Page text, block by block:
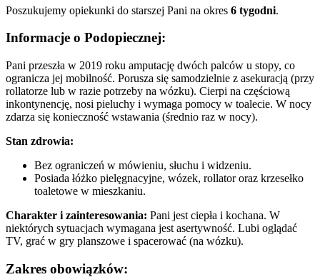
Poszukujemy opiekunki do starszej Pani na okres 6 tygodni.
Informacje o Podopiecznej:
Pani przeszła w 2019 roku amputację dwóch palców u stopy, co
ogranicza jej mobilność. Porusza się samodzielnie z asekuracją (przy
rollatorze lub w razie potrzeby na wózku). Cierpi na częściową
inkontynencję, nosi pieluchy i wymaga pomocy w toalecie. W nocy
zdarza się konieczność wstawania (średnio raz w nocy).
Stan zdrowia:
Bez ograniczeń w mówieniu, słuchu i widzeniu.
Posiada łóżko pielęgnacyjne, wózek, rollator oraz krzesełko
toaletowe w mieszkaniu.
Charakter i zainteresowania: Pani jest ciepła i kochana. W
niektórych sytuacjach wymagana jest asertywność. Lubi oglądać
TV, grać w gry planszowe i spacerować (na wózku).
Zakres obowiązków: